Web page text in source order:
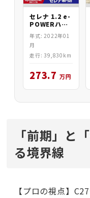
セレナ 1.2 e-
POWERハイ
ウェイスタV
年式: 2022年01
月
走行: 39,830km
273.7 万円
「前期」と
る境界線
【プロの視点】